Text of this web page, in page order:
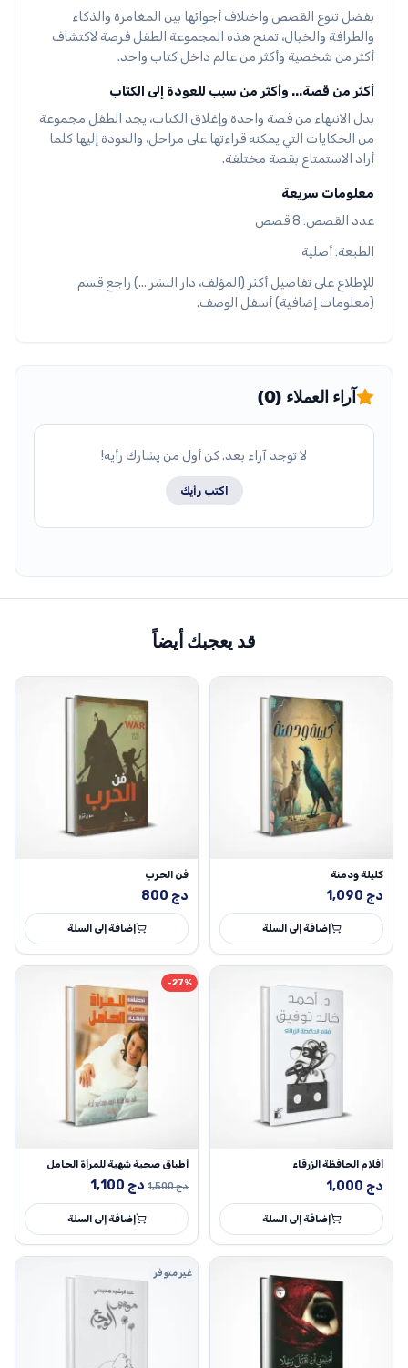
بفضل تنوع القصص واختلاف أجوائها بين المغامرة والذكاء
والطرافة والخيال، تمنح هذه المجموعة الطفل فرصة لاكتشاف
أكثر من شخصية وأكثر من عالم داخل كتاب واحد.
أكثر من قصة... وأكثر من سبب للعودة إلى الكتاب
بدل الانتهاء من قصة واحدة وإغلاق الكتاب، يجد الطفل مجموعة
من الحكايات التي يمكنه قراءتها على مراحل، والعودة إليها كلما
أراد الاستمتاع بقصة مختلفة.
معلومات سريعة
عدد القصص: 8 قصص
الطبعة: أصلية
للإطلاع على تفاصيل أكثر (المؤلف، دار النشر ...) راجع قسم
(معلومات إضافية) أسفل الوصف.
آراء العملاء (0)
لا توجد آراء بعد. كن أول من يشارك رأيه!
اكتب رأيك
قد يعجبك أيضاً
كليلة ودمنة
1,090 دج
إضافة إلى السلة
فن الحرب
800 دج
إضافة إلى السلة
أفلام الحافظة الزرقاء
1,000 دج
إضافة إلى السلة
-27%
أطباق صحية شهية للمرأة الحامل
1,500دج
السعر
الأصلي
هو:
1,500 دج.
1,100 دج
السعر
الحالي
هو:
1,100 دج.
إضافة إلى السلة
غير متوفر